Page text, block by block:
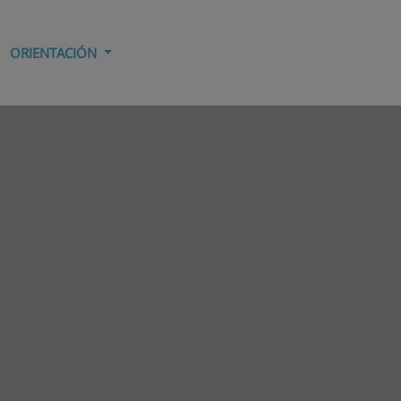
ORIENTACIÓN